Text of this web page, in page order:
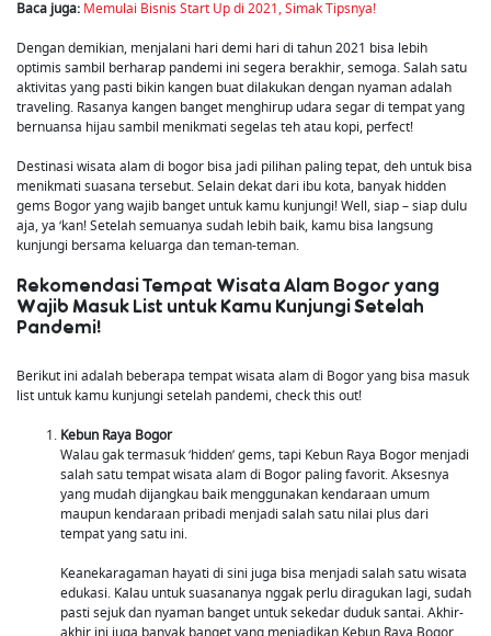
Baca juga: Memulai Bisnis Start Up di 2021, Simak Tipsnya!
Dengan demikian, menjalani hari demi hari di tahun 2021 bisa lebih
optimis sambil berharap pandemi ini segera berakhir, semoga. Salah satu
aktivitas yang pasti bikin kangen buat dilakukan dengan nyaman adalah
traveling. Rasanya kangen banget menghirup udara segar di tempat yang
bernuansa hijau sambil menikmati segelas teh atau kopi, perfect!
Destinasi wisata alam di bogor bisa jadi pilihan paling tepat, deh untuk bisa
menikmati suasana tersebut. Selain dekat dari ibu kota, banyak hidden
gems Bogor yang wajib banget untuk kamu kunjungi! Well, siap – siap dulu
aja, ya ‘kan! Setelah semuanya sudah lebih baik, kamu bisa langsung
kunjungi bersama keluarga dan teman-teman.
Rekomendasi Tempat Wisata Alam Bogor yang
Wajib Masuk List untuk Kamu Kunjungi Setelah
Pandemi!
Berikut ini adalah beberapa tempat wisata alam di Bogor yang bisa masuk
list untuk kamu kunjungi setelah pandemi, check this out!
Kebun Raya Bogor
Walau gak termasuk ‘hidden’ gems, tapi Kebun Raya Bogor menjadi
salah satu tempat wisata alam di Bogor paling favorit. Aksesnya
yang mudah dijangkau baik menggunakan kendaraan umum
maupun kendaraan pribadi menjadi salah satu nilai plus dari
tempat yang satu ini.
Keanekaragaman hayati di sini juga bisa menjadi salah satu wisata
edukasi. Kalau untuk suasananya nggak perlu diragukan lagi, sudah
pasti sejuk dan nyaman banget untuk sekedar duduk santai. Akhir-
akhir ini juga banyak banget yang menjadikan Kebun Raya Bogor